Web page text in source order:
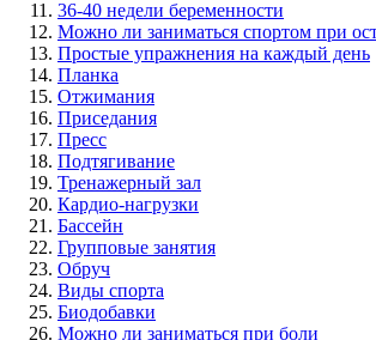
36-40 недели беременности
Можно ли заниматься спортом при
Простые упражнения на каждый день
Планка
Отжимания
Приседания
Пресс
Подтягивание
Тренажерный зал
Кардио-нагрузки
Бассейн
Групповые занятия
Обруч
Виды спорта
Биодобавки
Можно ли заниматься при боли